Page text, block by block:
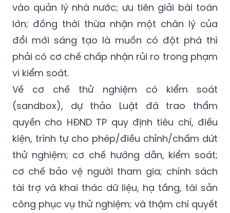
vào quản lý nhà nước; ưu tiên giải bài toán
lớn; đồng thời thừa nhận một chân lý của
đổi mới sáng tạo là muốn có đột phá thì
phải có cơ chế chấp nhận rủi ro trong phạm
vi kiểm soát.
Về cơ chế thử nghiệm có kiểm soát
(sandbox), dự thảo Luật đã trao thẩm
quyền cho HĐND TP quy định tiêu chí, điều
kiện, trình tự cho phép/điều chỉnh/chấm dứt
thử nghiệm; cơ chế hướng dẫn, kiểm soát;
cơ chế bảo vệ người tham gia; chính sách
tài trợ và khai thác dữ liệu, hạ tầng, tài sản
công phục vụ thử nghiệm; và thậm chí quyết